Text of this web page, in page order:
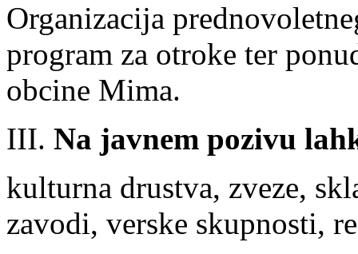
Organizacija
program za otroke ter
obcine Mima.
III. Na javnem pozivu
kulturna drustva, zveze,
zavodi, verske skupnosti,